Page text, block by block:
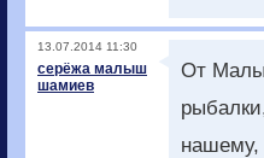
13.07.2014 11:30
серёжа малыш
шамиев
От